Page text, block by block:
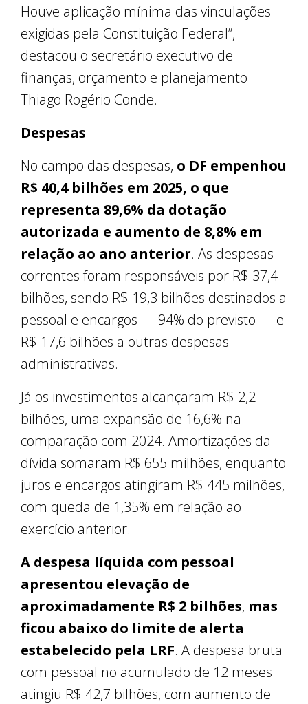
Houve aplicação mínima das vinculações
exigidas pela Constituição Federal”,
destacou o secretário executivo de
finanças, orçamento e planejamento
Thiago Rogério Conde.
Despesas
No campo das despesas, o DF empenhou
R$ 40,4 bilhões em 2025, o que
representa 89,6% da dotação
autorizada e aumento de 8,8% em
relação ao ano anterior. As despesas
correntes foram responsáveis por R$ 37,4
bilhões, sendo R$ 19,3 bilhões destinados a
pessoal e encargos — 94% do previsto — e
R$ 17,6 bilhões a outras despesas
administrativas.
Já os investimentos alcançaram R$ 2,2
bilhões, uma expansão de 16,6% na
comparação com 2024. Amortizações da
dívida somaram R$ 655 milhões, enquanto
juros e encargos atingiram R$ 445 milhões,
com queda de 1,35% em relação ao
exercício anterior.
A despesa líquida com pessoal
apresentou elevação de
aproximadamente R$ 2 bilhões, mas
ficou abaixo do limite de alerta
estabelecido pela LRF. A despesa bruta
com pessoal no acumulado de 12 meses
atingiu R$ 42,7 bilhões, com aumento de